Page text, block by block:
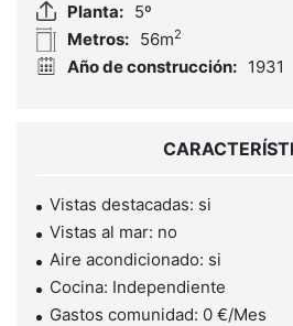
Planta: 5º
Metros: 56m2
Año de construcción: 1931
Vistas destacadas: si
Vistas al mar: no
Aire acondicionado: si
Cocina: Independiente
Gastos comunidad: 0 €/Mes